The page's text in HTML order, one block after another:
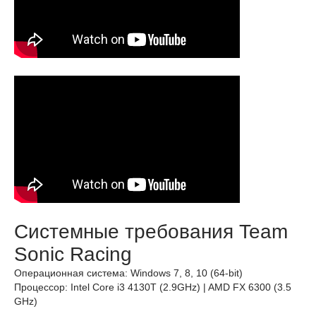
Системные требования Team
Sonic Racing
Операционная система: Windows 7, 8, 10 (64-bit)
Процессор: Intel Core i3 4130T (2.9GHz) | AMD FX 6300 (3.5
GHz)